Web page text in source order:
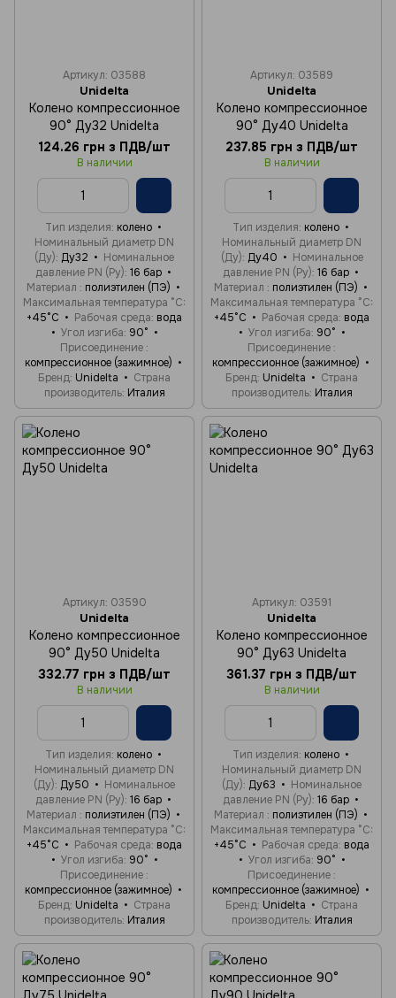
Артикул: 03588
Unidelta
Колено компрессионное
90° Ду32 Unidelta
124.26 грн з ПДВ/шт
В наличии
Тип изделия колено
Номинальный диаметр DN
(Ду) Ду32
Номинальное
давление PN (Ру) 16 бар
Материал
полиэтилен (ПЭ)
Максимальная температура °C
+45°C
Рабочая среда вода
Угол изгиба 90°
Присоединение
компрессионное (зажимное)
Бренд Unidelta
Страна
производитель Италия
Артикул: 03589
Unidelta
Колено компрессионное
90° Ду40 Unidelta
237.85 грн з ПДВ/шт
В наличии
Тип изделия колено
Номинальный диаметр DN
(Ду) Ду40
Номинальное
давление PN (Ру) 16 бар
Материал
полиэтилен (ПЭ)
Максимальная температура °C
+45°C
Рабочая среда вода
Угол изгиба 90°
Присоединение
компрессионное (зажимное)
Бренд Unidelta
Страна
производитель Италия
Артикул: 03590
Unidelta
Колено компрессионное
90° Ду50 Unidelta
332.77 грн з ПДВ/шт
В наличии
Тип изделия колено
Номинальный диаметр DN
(Ду) Ду50
Номинальное
давление PN (Ру) 16 бар
Материал
полиэтилен (ПЭ)
Максимальная температура °C
+45°C
Рабочая среда вода
Угол изгиба 90°
Присоединение
компрессионное (зажимное)
Бренд Unidelta
Страна
производитель Италия
Артикул: 03591
Unidelta
Колено компрессионное
90° Ду63 Unidelta
361.37 грн з ПДВ/шт
В наличии
Тип изделия колено
Номинальный диаметр DN
(Ду) Ду63
Номинальное
давление PN (Ру) 16 бар
Материал
полиэтилен (ПЭ)
Максимальная температура °C
+45°C
Рабочая среда вода
Угол изгиба 90°
Присоединение
компрессионное (зажимное)
Бренд Unidelta
Страна
производитель Италия